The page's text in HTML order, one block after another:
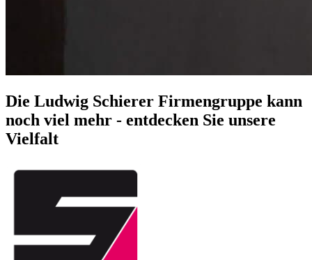
Die Ludwig Schierer Firmengruppe kann
noch viel mehr - entdecken Sie unsere
Vielfalt